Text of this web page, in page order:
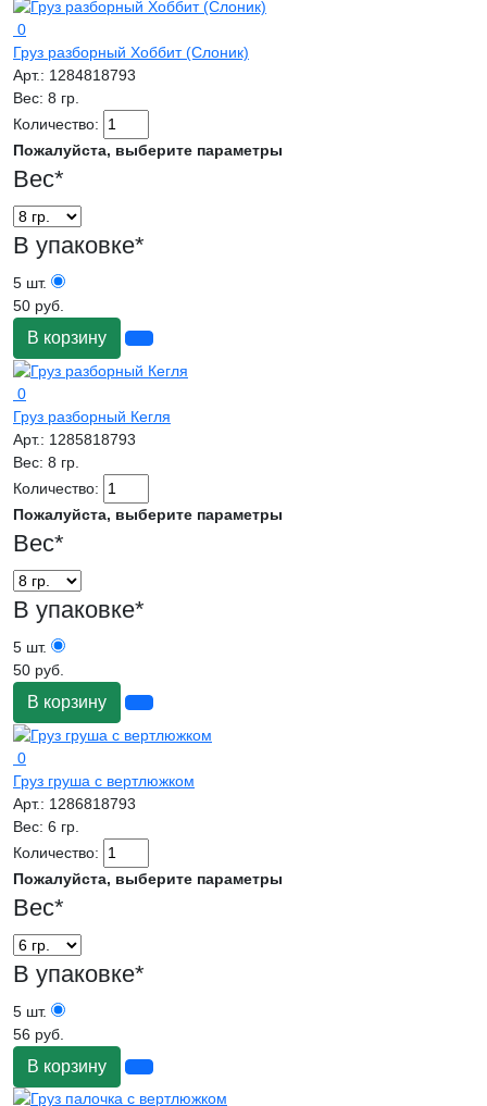
0
Груз разборный Хоббит (Слоник)
Арт.: 1284818793
Вес: 8 гр.
Количество:
Пожалуйста, выберите параметры
Вес*
В упаковке*
5 шт.
50 руб.
В корзину
0
Груз разборный Кегля
Арт.: 1285818793
Вес: 8 гр.
Количество:
Пожалуйста, выберите параметры
Вес*
В упаковке*
5 шт.
50 руб.
В корзину
0
Груз груша с вертлюжком
Арт.: 1286818793
Вес: 6 гр.
Количество:
Пожалуйста, выберите параметры
Вес*
В упаковке*
5 шт.
56 руб.
В корзину